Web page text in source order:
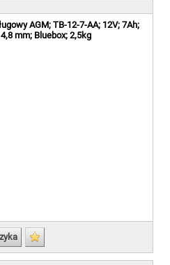
AGM; TB-12-7-AA; 12V; 7Ah;
mm; Bluebox; 2,5kg